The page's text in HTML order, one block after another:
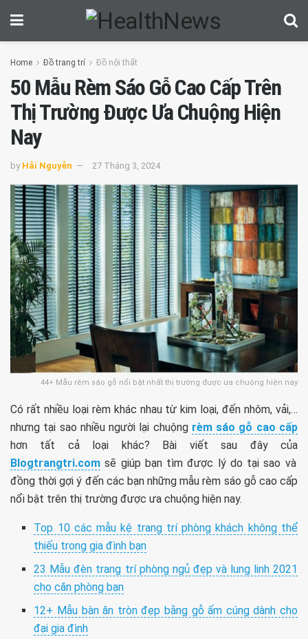
Home Đồ trang trí Đồ nội thất
50 Mẫu Rèm Sáo Gỗ Cao Cấp Trên
Thị Trường Được Ưa Chuộng Hiện
Nay
by Hải Nguyễn 27 Tháng 3, 2024
44+ Mẫu rèm sáo gỗ nổi bật nhất thị trường được ưa chuộng hiện nay
Có rất nhiều loại rèm khác nhau từ kim loại, đến nhôm, vải,…
nhưng tại sao nhiều người lại chuộng rèm sáo gỗ cao cấp
hơn tất cả loại khác? Bài viết sau đây của
Blogtrangtri.com sẽ giúp bạn tìm được lý do tại sao và
đồng thời gợi ý đến các bạn những mẫu rèm sáo gỗ cao cấp
nổi bật trên thị trường được ưa chuộng hiện nay.
Top 10 các mẫu kệ trang trí phòng khách không thể
thiếu trong gia đình bạn
23 Mẫu đèn trang trí phòng ngủ đẹp và lung linh 2021
cho căn phòng bạn
12+ Mẫu bàn ăn tròn đẹp bằng gỗ ấm cúng dành cho
đại gia đình